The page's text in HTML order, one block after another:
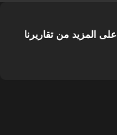
المزيد من تقاريرنا